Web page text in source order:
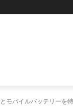
モバイルバッテリーを